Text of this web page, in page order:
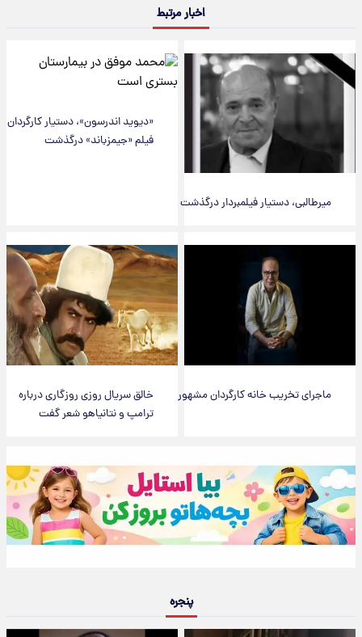
اخبار مرتبط
میرطالبی، دستیار فیلمبردار درگذشت
«دیوید اندرسون»، دستیار کارگردان
فیلم «جیمزباند» درگذشت
ماجرای تخریب خانه کارگردان مشهور
خالق سریال روزی روزگاری درباره
ترامپ و نتانیاهو شعر گفت
پنجره